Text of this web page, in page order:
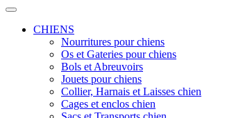
CHIENS
Nourritures pour chiens
Os et Gateries pour chiens
Bols et Abreuvoirs
Jouets pour chiens
Collier, Harnais et Laisses chien
Cages et enclos chien